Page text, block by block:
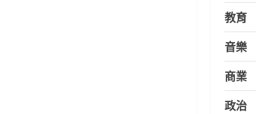
教育
音樂
商業
政治